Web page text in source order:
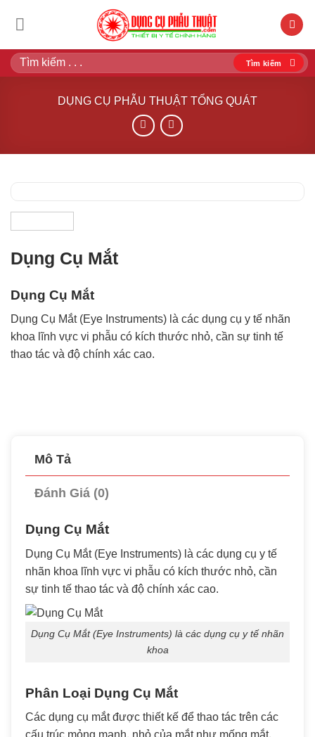
dung
Tìm
kiếm:
DỤNG CỤ PHẪU THUẬT TỔNG QUÁT
Dụng Cụ Mắt
Dụng Cụ Mắt
Dụng Cụ Mắt (Eye Instruments) là các dụng cụ y tế nhãn
khoa lĩnh vực vi phẫu có kích thước nhỏ, cần sự tinh tế
thao tác và độ chính xác cao.
Mô Tả
Đánh Giá (0)
Dụng Cụ Mắt
Dụng Cụ Mắt (Eye Instruments) là các dụng cụ y tế
nhãn khoa lĩnh vực vi phẫu có kích thước nhỏ, cần
sự tinh tế thao tác và độ chính xác cao.
Dụng Cụ Mắt (Eye Instruments) là các dụng cụ y tế nhãn
khoa
Phân Loại Dụng Cụ Mắt
Các dụng cụ mắt được thiết kế để thao tác trên các